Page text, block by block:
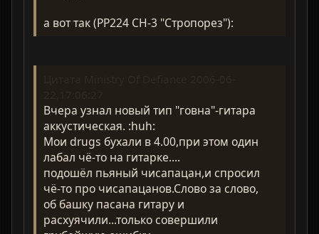
а вот так (РР224 СН-3 "Стропорез"):
Вчера узнал новый тип "говна"-гитара
аккустическая. :huh:
Мои drugs бухали в 4.00,при этом один
лабал чё-то на гитарке....
подошёл пьяный чисапацан,и спросил
чё-то про чисапацанов.Слово за слово,
об башку пасана гитару и
расхуячили...только совершили